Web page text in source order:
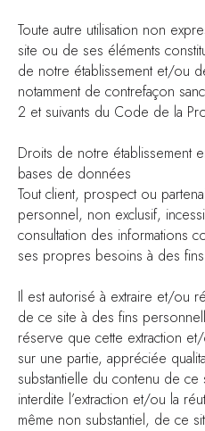
Toute autre utilisation non
site ou de ses éléments
de notre établissement et/ou
notamment de contrefaçon
2 et suivants du Code de la
Droits de notre établissement
bases de données
Tout client, prospect ou
personnel, non exclusif,
consultation des informations
ses propres besoins à des
Il est autorisé à extraire et/ou
de ce site à des fins
réserve que cette extraction
sur une partie, appréciée
substantielle du contenu de
interdite l’extraction et/ou la
même non substantiel, de ce